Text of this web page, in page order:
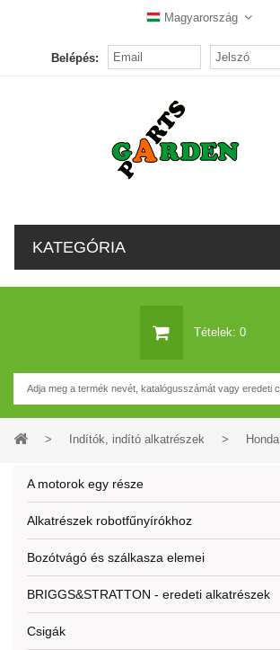
Magyarország
Belépés:
KATEGÓRIA
Tételek: 0
> Indítók, indító alkatrészek > Honda
A motorok egy része
Alkatrészek robotfűnyírókhoz
Bozótvágó és szálkasza elemei
BRIGGS&STRATTON - eredeti alkatrészek
Csigák